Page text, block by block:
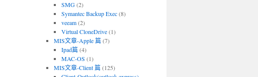
SMG(2)
Symantec Backup Exec(8)
veeam(2)
Virtual CloneDrive(1)
MIS文章-Apple 篇(7)
Ipad篇(4)
MAC-OS (1)
MIS文章-Client 篇(125)